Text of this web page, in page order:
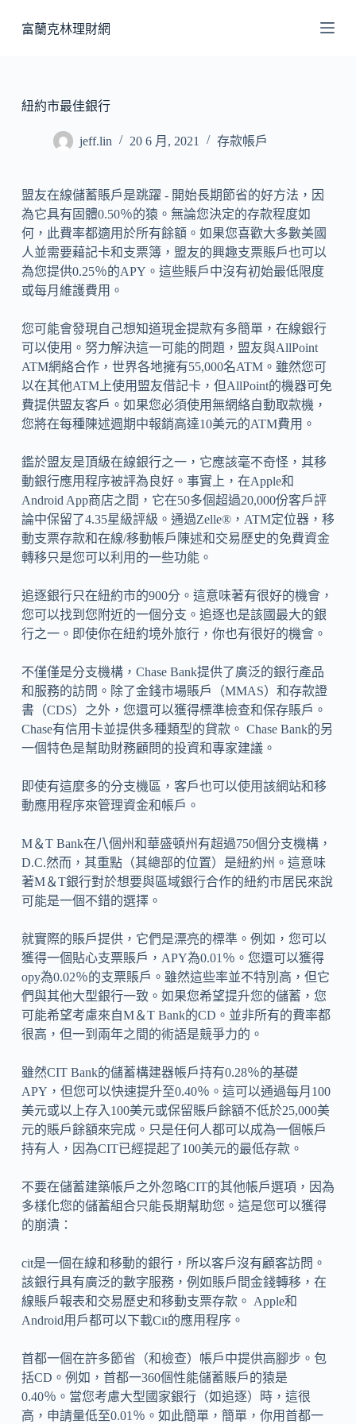
至
容
富蘭克林理財網
紐約市最佳銀行
jeff.lin 20 6 月, 2021 存款帳戶
盟友在線儲蓄賬戶是跳躍 - 開始長期節省的好方法，因
為它具有固體0.50％的猿。無論您決定的存款程度如
何，此費率都適用於所有餘額。如果您喜歡大多數美國
人並需要藉記卡和支票簿，盟友的興趣支票賬戶也可以
為您提供0.25％的APY。這些賬戶中沒有初始最低限度
或每月維護費用。
您可能會發現自己想知道現金提款有多簡單，在線銀行
可以使用。努力解決這一可能的問題，盟友與AllPoint
ATM網絡合作，世界各地擁有55,000名ATM。雖然您可
以在其他ATM上使用盟友借記卡，但AllPoint的機器可免
費提供盟友客戶。如果您必須使用無網絡自動取款機，
您將在每種陳述週期中報銷高達10美元的ATM費用。
鑑於盟友是頂級在線銀行之一，它應該毫不奇怪，其移
動銀行應用程序被評為良好。事實上，在Apple和
Android App商店之間，它在50多個超過20,000份客戶評
論中保留了4.35星級評級。通過Zelle®，ATM定位器，移
動支票存款和在線/移動帳戶陳述和交易歷史的免費資金
轉移只是您可以利用的一些功能。
追逐銀行只在紐約市的900分。這意味著有很好的機會，
您可以找到您附近的一個分支。追逐也是該國最大的銀
行之一。即使你在紐約境外旅行，你也有很好的機會。
不僅僅是分支機構，Chase Bank提供了廣泛的銀行產品
和服務的訪問。除了金錢市場賬戶（MMAS）和存款證
書（CDS）之外，您還可以獲得標準檢查和保存賬戶。
Chase有信用卡並提供多種類型的貸款。 Chase Bank的另
一個特色是幫助財務顧問的投資和專家建議。
即使有這麼多的分支機區，客戶也可以使用該網站和移
動應用程序來管理資金和帳戶。
M＆T Bank在八個州和華盛頓州有超過750個分支機構，
D.C.然而，其重點（其總部的位置）是紐約州。這意味
著M＆T銀行對於想要與區域銀行合作的紐約市居民來說
可能是一個不錯的選擇。
就實際的賬戶提供，它們是漂亮的標準。例如，您可以
獲得一個貼心支票賬戶，APY為0.01％。您還可以獲得
opy為0.02％的支票賬戶。雖然這些率並不特別高，但它
們與其他大型銀行一致。如果您希望提升您的儲蓄，您
可能希望考慮來自M＆T Bank的CD。並非所有的費率都
很高，但一到兩年之間的術語是競爭力的。
雖然CIT Bank的儲蓄構建器帳戶持有0.28％的基​​礎
APY，但您可以快速提升至0.40％。這可以通過每月100
美元或以上存入100美元或保留賬戶餘額不低於25,000美
元的賬戶餘額來完成。只是任何人都可以成為一個帳戶
持有人，因為CIT已經提起了100美元的最低存款。
不要在儲蓄建築帳戶之外忽略CIT的其他帳戶選項，因為
多樣化您的儲蓄組合只能長期幫助您。這是您可以獲得
的崩潰：
cit是一個在線和移動的銀行，所以客戶沒有顧客訪問。
該銀行具有廣泛的數字服務，例如賬戶間金錢轉移，在
線賬戶報表和交易歷史和移動支票存款。 Apple和
Android用戶都可以下載Cit的應用程序。
首都一個在許多節省（和檢查）帳戶中提供高腳步。包
括CD。例如，首都一360個性能儲蓄賬戶的猿是
0.40％。當您考慮大型國家銀行（如追逐）時，這很
高，申請量低至0.01％。如此簡單，簡單，你用首都一